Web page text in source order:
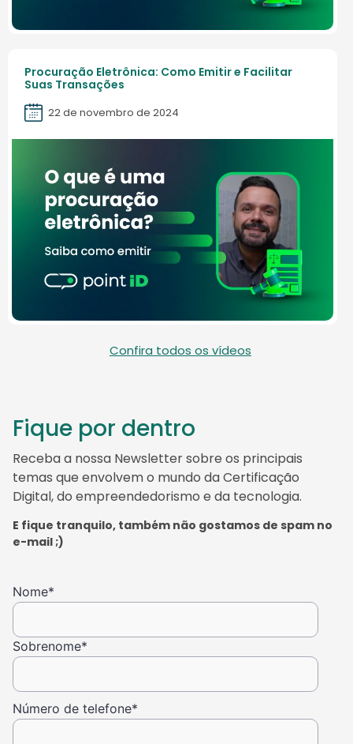
Procuração Eletrônica: Como Emitir e Facilitar
Suas Transações
22 de novembro de 2024
Confira todos os vídeos
Fique por dentro
Receba a nossa Newsletter sobre os principais
temas que envolvem o mundo da Certificação
Digital, do empreendedorismo e da tecnologia.
E fique tranquilo, também não gostamos de spam no
e-mail ;)
Nome*
Sobrenome*
Número de telefone*